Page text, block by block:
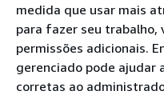
medida que usar mais
para fazer seu trabalho,
permissões adicionais.
gerenciado pode ajudar
corretas ao